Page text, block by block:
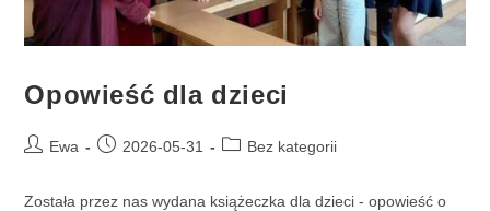
Opowieść dla dzieci
Ewa 2026-05-31 Bez kategorii
Została przez nas wydana książeczka dla dzieci - opowieść o